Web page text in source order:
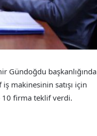
Gündoğdu başkanlığında
makinesinin satışı için
10 firma teklif verdi.